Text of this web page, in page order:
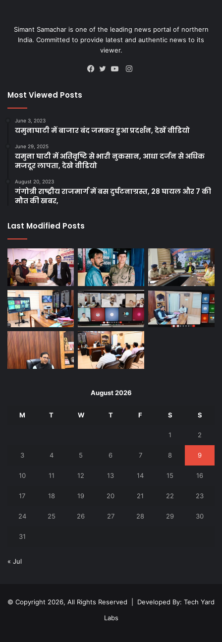
Simant Samachar is one of the leading news portal of northern
India. Committed to provide latest and authentic news to its
viewer.
Instagram
Most Viewed Posts
June 3, 2023
यमुनाघाटी में बाजार बंद जमकर हुआ प्रदर्शन, देखें वीडियो
June 29, 2025
यमुना घाटी में अतिवृष्टि से भारी नुकसान, आधा दर्जन से अधिक
मजदूर लापता, देखे वीडियो
August 20, 2023
गंगोत्री राष्ट्रीय राजमार्ग में बस दुर्घटनाग्रस्त, 28 घायल और 7 की
मौत की खबर,
Last Modified Posts
August 2026
M T W T F S S
1 2
3 4 5 6 7 8 9
10 11 12 13 14 15 16
17 18 19 20 21 22 23
24 25 26 27 28 29 30
31
« Jul
© Copyright 2026, All Rights Reserved | Developed By: Tech Yard
Labs